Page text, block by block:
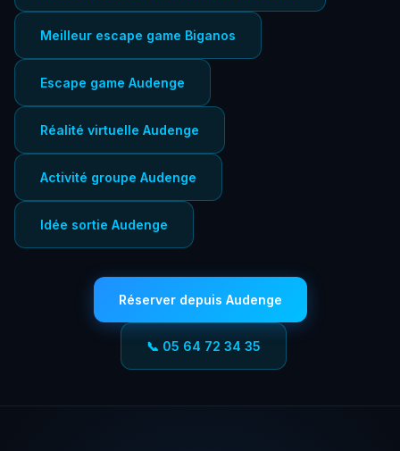
Meilleur escape game Biganos
Escape game Audenge
Réalité virtuelle Audenge
Activité groupe Audenge
Idée sortie Audenge
Réserver depuis Audenge
📞 05 64 72 34 35